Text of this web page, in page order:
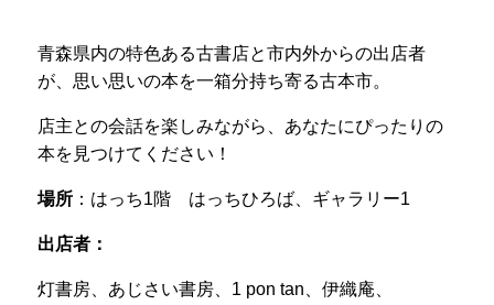
青森県内の特色ある古書店と市内外からの出店者
が、思い思いの本を一箱分持ち寄る古本市。
店主との会話を楽しみながら、あなたにぴったりの
本を見つけてください！
場所：はっち1階 はっちひろば、ギャラリー1
出店者：
灯書房、あじさい書房、1 pon tan、伊織庵、